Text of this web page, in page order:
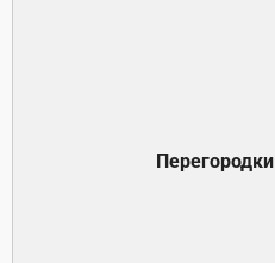
Перегородки